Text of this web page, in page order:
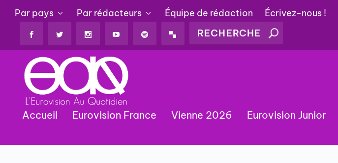
Par pays Par rédacteurs Équipe de rédaction Écrivez-nous !
Accueil Eurovision France Vienne 2026 Eurovision Junior